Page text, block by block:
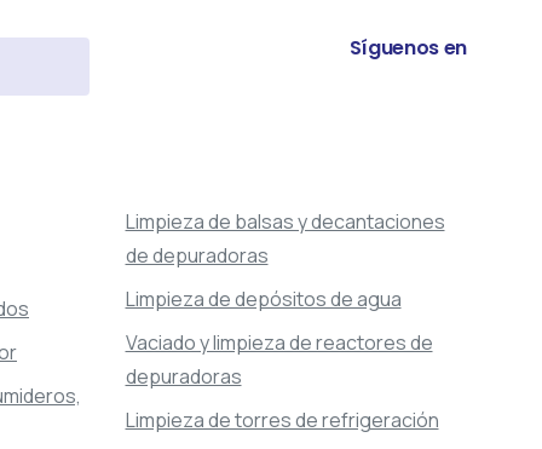
Síguenos en
Limpieza de balsas y decantaciones
de depuradoras
Limpieza de depósitos de agua
Vaciado y limpieza de reactores de
depuradoras
Limpieza de torres de refrigeración